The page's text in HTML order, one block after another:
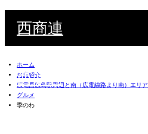
西商連
西商連
ホーム
お店紹介
広電西広島駅周辺と南（広電線路より南）エリア
グルメ
季のわ